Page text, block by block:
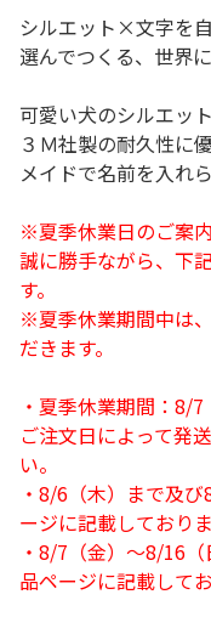
シルエット×文字を
選んでつくる、世界
可愛い犬のシルエッ
３Ｍ社製の耐久性に
メイドで名前を入れら
※夏季休業日のご案
誠に勝手ながら、下
す。
※夏季休業期間中は
だきます。
・夏季休業期間：8/7
ご注文日によって発
い。
・8/6（木）まで及
ージに記載しており
・8/7（金）～8/16
品ページに記載して